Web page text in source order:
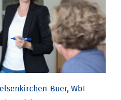
Buer, WbI